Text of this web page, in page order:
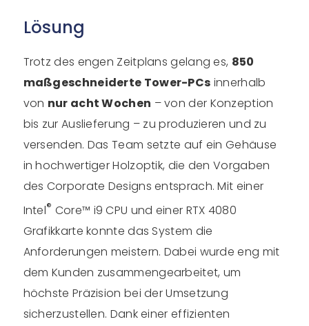
Lösung
Trotz des engen Zeitplans gelang es, 850
maßgeschneiderte Tower-PCs innerhalb
von nur acht Wochen – von der Konzeption
bis zur Auslieferung – zu produzieren und zu
versenden. Das Team setzte auf ein Gehäuse
in hochwertiger Holzoptik, die den Vorgaben
des Corporate Designs entsprach. Mit einer
Intel® Core™ i9 CPU und einer RTX 4080
Grafikkarte konnte das System die
Anforderungen meistern. Dabei wurde eng mit
dem Kunden zusammengearbeitet, um
höchste Präzision bei der Umsetzung
sicherzustellen. Dank einer effizienten